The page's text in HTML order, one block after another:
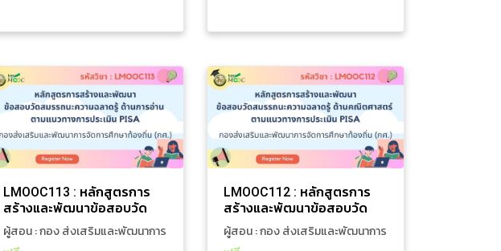
LMOOC113 : หลักสูตรการ
สร้างและพัฒนาข้อสอบวัด
สมรรถนะความฉลาดรู้ ด้าน
การอ่าน ตามแนวทางการ
ผู้สอน : กอง ส่งเสริมและพัฒนาการ
หลักสูตรการอบรม
LMOOC113 : หลักสูตรการ
สร้างและพัฒนาข้อสอบวัด
สมรรถนะความฉลาดรู้ ด้าน
การอ่าน ตามแนวทางการ
ประเมิน PISA
ผู้สอน : กอง ส่ง
เสริมและพัฒนาการ
จัดการศึกษาท้องถิ่น
7 ชั่วโมง 59 นาที
LMOOC112 : หลักสูตรการ
สร้างและพัฒนาข้อสอบวัด
สมรรถนะความฉลาดรู้ ด้าน
คณิตศาสตร์ ตามแนวทางการ
ผู้สอน : กอง ส่งเสริมและพัฒนาการ
หลักสูตรการอบรม
LMOOC112 : หลักสูตรการ
สร้างและพัฒนาข้อสอบวัด
สมรรถนะความฉลาดรู้ ด้าน
คณิตศาสตร์ ตามแนวทางการ
ประเมิน PISA
ผู้สอน : กอง ส่ง
เสริมและพัฒนาการ
จัดการศึกษาท้องถิ่น
7 ชั่วโมง 31 นาที